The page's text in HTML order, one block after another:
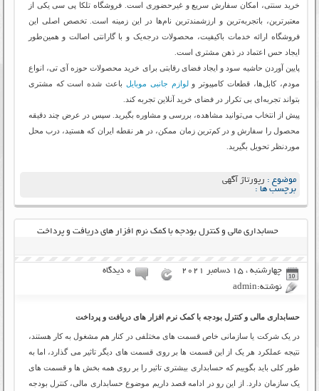
خرید سنتی، امکان سفارش سریع و غیرحضوری است. فروشگاه تلکا پی سی یکی از
معتبرترین، باتجربه‌ترین و ارزشمندترین نام‌ها در این زمینه است. تخصص اصلی این
فروشگاه ارائه خدمات باکیفیت، محصولات درجه‌یک و با گارانتی اصالت و همین‌طور
ایجاد حس اعتماد در ذهن مشتری است.
پایین آوردن حاشیه سود و ایجاد فضای رقابتی برای خرید محصولات حوزه آی تی، انواع
مودم، کابل‌ها، قطعات کامپیوتر ولوازم جانبی موبایل باعث شده است که مشتری
بتواند تجربه‌ای بی تکرار در فضای خرید آنلاین تجربه کند.
پیش از انتخاب می‌توانید مشاهده، بررسی و مشاوره بگیرید. سپس در عرض چند دقیقه
محصول را سفارش و در کم‌ترین زمان ممکن، در هر نقطه ایران که هستید، درب محل
موردنظر تحویل بگیرید.
موضوع : رپورتاژ آگهی
برچسب ها :
حسابداری مالی و کنترل بودجه با کمک نرم افزار های دریافت و پرداخت
چهارشنبه ، 15 دسامبر 2021
۰ دیدگاه
نوشته:admin
حسابداری مالی و کنترل بودجه با کمک نرم افزار های دریافت و پرداخت
در یک شرکت یا سازمانی خاص قسمت های مختلفی در کنار هم مشغول به کار هستند،
نتیجه عملکرد هر یک از این قسمت ها بر روی قسمت های دیگر تاثیر می گذارد، اما به
طور کلی باید بگوییم که حسابداری بیشتری تاثیر را بر روی همه بخش ها و قسمت های
یک سازمان دارد. از این رو در ادامه قصد داریم موضوع حسابداری مالی، کنترل بودجه